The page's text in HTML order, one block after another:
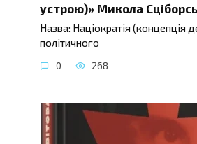
устрою)» Микола
Назва: Націократія (концепція
політичного
0 268